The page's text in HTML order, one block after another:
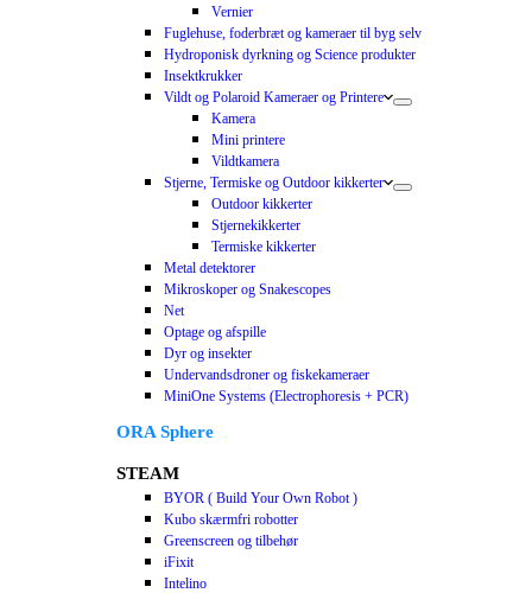
Vernier
Fuglehuse, foderbræt og kameraer til byg selv
Hydroponisk dyrkning og Science produkter
Insektkrukker
Vildt og Polaroid Kameraer og Printere
Kamera
Mini printere
Vildtkamera
Stjerne, Termiske og Outdoor kikkerter
Outdoor kikkerter
Stjernekikkerter
Termiske kikkerter
Metal detektorer
Mikroskoper og Snakescopes
Net
Optage og afspille
Dyr og insekter
Undervandsdroner og fiskekameraer
MiniOne Systems (Electrophoresis + PCR)
ORA Sphere
STEAM
BYOR ( Build Your Own Robot )
Kubo skærmfri robotter
Greenscreen og tilbehør
iFixit
Intelino